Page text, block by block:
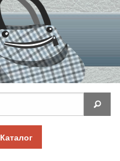
Каталог